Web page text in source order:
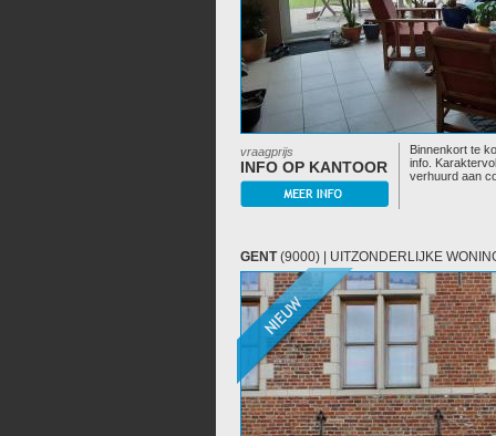
vraagprijs
INFO OP KANTOOR
Binnenkort te
info.
verhuurd aan
GENT(9000) | UITZONDERLIJKE